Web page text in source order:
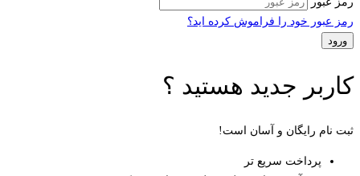
رمز عبور خود را فراموش کرده اید؟
کاربر جدید هستید ؟
ثبت نام رایگان و آسان است!
پرداخت سریع تر